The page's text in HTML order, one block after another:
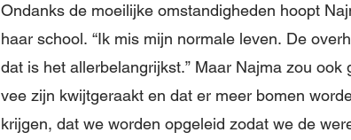
Ondanks de moeilijke omstandigheden hoopt
haar school. “Ik mis mijn normale leven. De
dat is het allerbelangrijkst.” Maar Najma zou
vee zijn kwijtgeraakt en dat er meer bomen
krijgen, dat we worden opgeleid zodat we de